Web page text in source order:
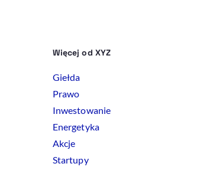
Więcej od XYZ
Giełda
Prawo
Inwestowanie
Energetyka
Akcje
Startupy